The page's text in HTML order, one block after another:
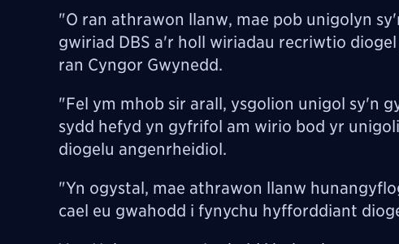
"O ran athrawon llanw, mae pob unigolyn
gwiriad DBS a'r holl wiriadau recriwtio
ran Cyngor Gwynedd.
"Fel ym mhob sir arall, ysgolion unigol sy'n
sydd hefyd yn gyfrifol am wirio bod yr
diogelu angenrheidiol.
"Yn ogystal, mae athrawon llanw
cael eu gwahodd i fynychu hyfforddiant